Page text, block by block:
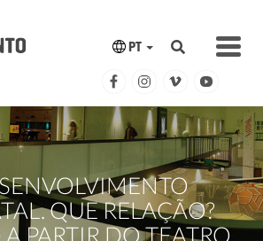
PT
QUE RELAÇÃO?
PARTIR DO TEATRO